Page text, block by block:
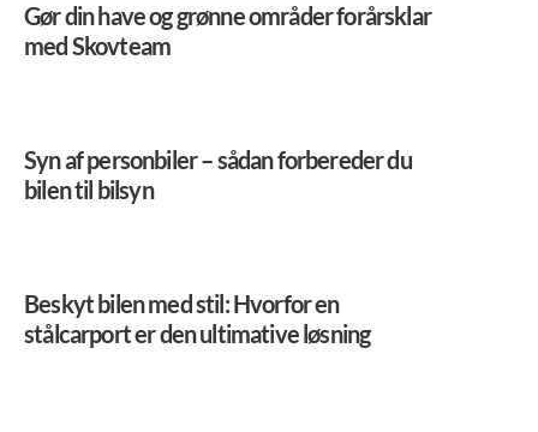
Gør din have og grønne områder forårsklar
med Skovteam
Syn af personbiler – sådan forbereder du
bilen til bilsyn
Beskyt bilen med stil: Hvorfor en
stålcarport er den ultimative løsning